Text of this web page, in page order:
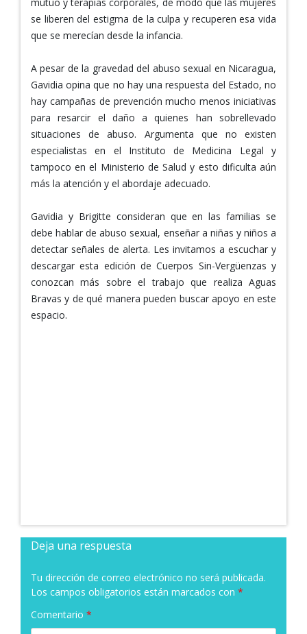
mutuo y terapias corporales, de modo que las mujeres
se liberen del estigma de la culpa y recuperen esa vida
que se merecían desde la infancia.
A pesar de la gravedad del abuso sexual en Nicaragua,
Gavidia opina que no hay una respuesta del Estado, no
hay campañas de prevención mucho menos iniciativas
para resarcir el daño a quienes han sobrellevado
situaciones de abuso. Argumenta que no existen
especialistas en el Instituto de Medicina Legal y
tampoco en el Ministerio de Salud y esto dificulta aún
más la atención y el abordaje adecuado.
Gavidia y Brigitte consideran que en las familias se
debe hablar de abuso sexual, enseñar a niñas y niños a
detectar señales de alerta. Les invitamos a escuchar y
descargar esta edición de Cuerpos Sin-Vergüenzas y
conozcan más sobre el trabajo que realiza Aguas
Bravas y de qué manera pueden buscar apoyo en este
espacio.
Deja una respuesta
Tu dirección de correo electrónico no será publicada.
Los campos obligatorios están marcados con *
Comentario *